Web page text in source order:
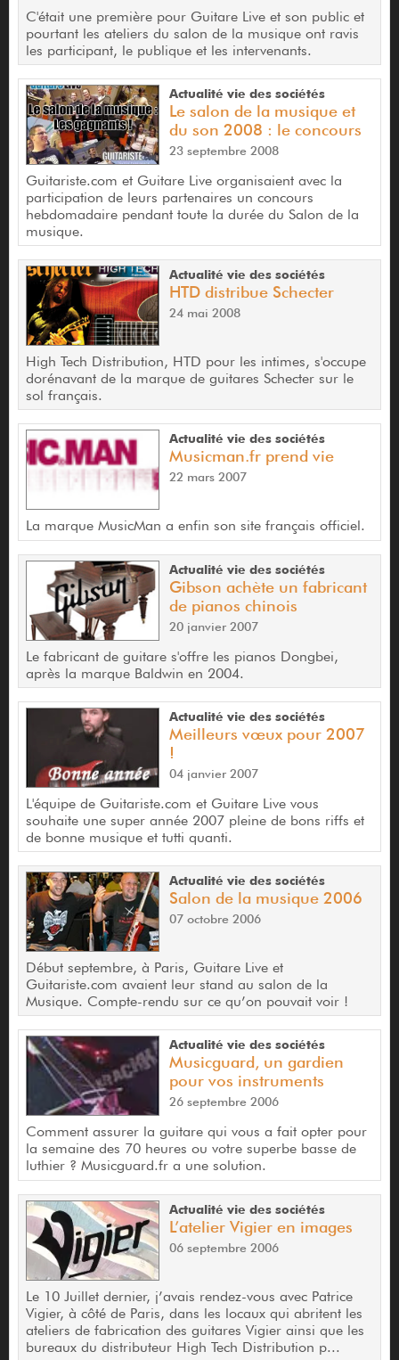
C'était une première pour Guitare Live et son public et
pourtant les ateliers du salon de la musique ont ravis
les participant, le publique et les intervenants.
Actualité vie des sociétés
Le salon de la musique et
du son 2008 : le concours
23 septembre 2008
Guitariste.com et Guitare Live organisaient avec la
participation de leurs partenaires un concours
hebdomadaire pendant toute la durée du Salon de la
musique.
Actualité vie des sociétés
HTD distribue Schecter
24 mai 2008
High Tech Distribution, HTD pour les intimes, s'occupe
dorénavant de la marque de guitares Schecter sur le
sol français.
Actualité vie des sociétés
Musicman.fr prend vie
22 mars 2007
La marque MusicMan a enfin son site français officiel.
Actualité vie des sociétés
Gibson achète un fabricant
de pianos chinois
20 janvier 2007
Le fabricant de guitare s'offre les pianos Dongbei,
après la marque Baldwin en 2004.
Actualité vie des sociétés
Meilleurs vœux pour 2007
!
04 janvier 2007
L'équipe de Guitariste.com et Guitare Live vous
souhaite une super année 2007 pleine de bons riffs et
de bonne musique et tutti quanti.
Actualité vie des sociétés
Salon de la musique 2006
07 octobre 2006
Début septembre, à Paris, Guitare Live et
Guitariste.com avaient leur stand au salon de la
Musique. Compte-rendu sur ce qu’on pouvait voir !
Actualité vie des sociétés
Musicguard, un gardien
pour vos instruments
26 septembre 2006
Comment assurer la guitare qui vous a fait opter pour
la semaine des 70 heures ou votre superbe basse de
luthier ? Musicguard.fr a une solution.
Actualité vie des sociétés
L’atelier Vigier en images
06 septembre 2006
Le 10 Juillet dernier, j’avais rendez-vous avec Patrice
Vigier, à côté de Paris, dans les locaux qui abritent les
ateliers de fabrication des guitares Vigier ainsi que les
bureaux du distributeur High Tech Distribution p...